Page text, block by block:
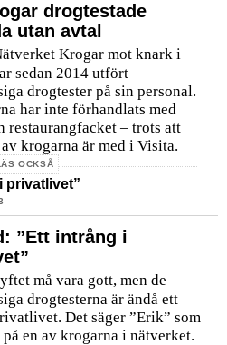
drogtestade
­utan avtal
Krogar mot knark i
sedan 2014 utfört
drogtester på sin personal.
har inte förhandlats med
restaurangfacket – trots att
krogarna är med i Visita.
OCKSÅ
privatlivet”
”Ett intrång i
må vara gott, men de
drogtesterna är ändå ett
Det säger ”Erik” som
en av krogarna i nätverket.